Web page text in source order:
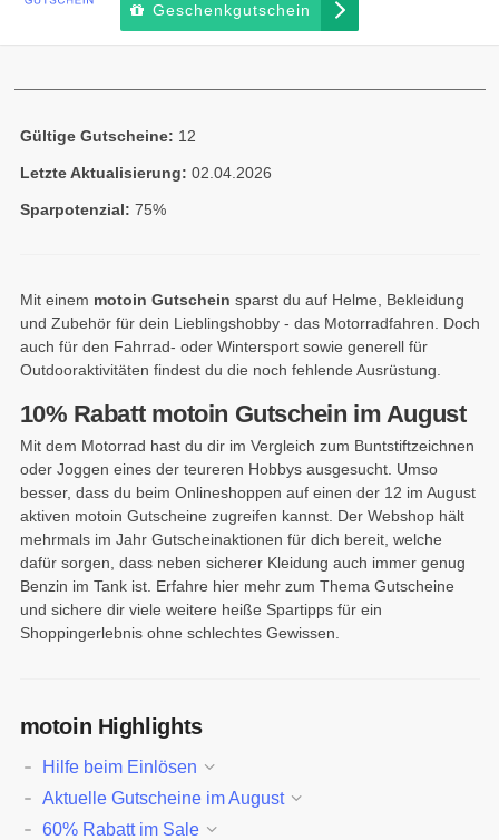
Geschenkgutschein
Gültige Gutscheine: 12
Letzte Aktualisierung: 02.04.2026
Sparpotenzial: 75%
Mit einem motoin Gutschein sparst du auf Helme, Bekleidung
und Zubehör für dein Lieblingshobby - das Motorradfahren. Doch
auch für den Fahrrad- oder Wintersport sowie generell für
Outdooraktivitäten findest du die noch fehlende Ausrüstung.
10% Rabatt motoin Gutschein im August
Mit dem Motorrad hast du dir im Vergleich zum Buntstiftzeichnen
oder Joggen eines der teureren Hobbys ausgesucht. Umso
besser, dass du beim Onlineshoppen auf einen der 12 im August
aktiven motoin Gutscheine zugreifen kannst. Der Webshop hält
mehrmals im Jahr Gutscheinaktionen für dich bereit, welche
dafür sorgen, dass neben sicherer Kleidung auch immer genug
Benzin im Tank ist. Erfahre hier mehr zum Thema Gutscheine
und sichere dir viele weitere heiße Spartipps für ein
Shoppingerlebnis ohne schlechtes Gewissen.
motoin Highlights
Hilfe beim Einlösen
Aktuelle Gutscheine im August
60% Rabatt im Sale